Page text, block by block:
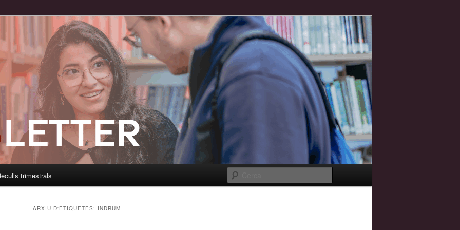
trimestrals
ARXIU D'ETIQUETES: INDRUM